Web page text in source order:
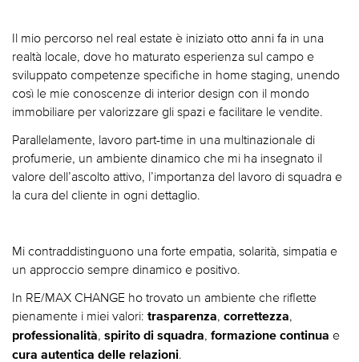
Il mio percorso nel real estate è iniziato otto anni fa in una
realtà locale, dove ho maturato esperienza sul campo e
sviluppato competenze specifiche in home staging, unendo
così le mie conoscenze di interior design con il mondo
immobiliare per valorizzare gli spazi e facilitare le vendite.
Parallelamente, lavoro part-time in una multinazionale di
profumerie, un ambiente dinamico che mi ha insegnato il
valore dell’ascolto attivo, l’importanza del lavoro di squadra e
la cura del cliente in ogni dettaglio.
Mi contraddistinguono una forte empatia, solarità, simpatia e
un approccio sempre dinamico e positivo.
In RE/MAX CHANGE ho trovato un ambiente che riflette
pienamente i miei valori: trasparenza, correttezza,
professionalità, spirito di squadra, formazione continua e
cura autentica delle relazioni.